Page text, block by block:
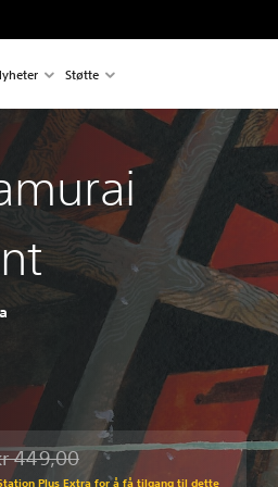
Støtte
fra opprinnelig pris på kr 449,00
449,00
Plus Extra for å få tilgang til dette